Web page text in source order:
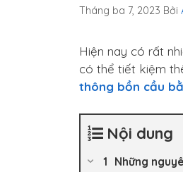
Tháng ba 7, 2023 Bởi
Hiện nay có rất
có thể tiết kiệm
thông bồn cầu
Nội dung
Những